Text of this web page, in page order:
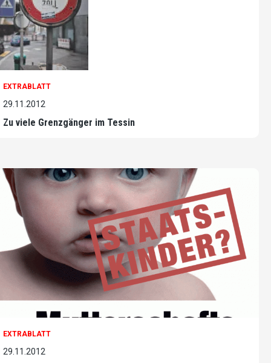
EXTRABLATT
29.11.2012
Zu viele Grenzgänger im Tessin
EXTRABLATT
29.11.2012